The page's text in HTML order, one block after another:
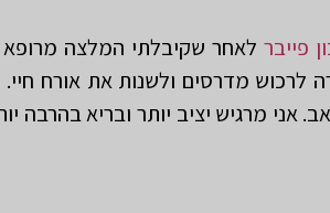
פייבר לאחר שקיבלתי המלצה מרופא
מרגיש יציב יותר ובריא בהרבה